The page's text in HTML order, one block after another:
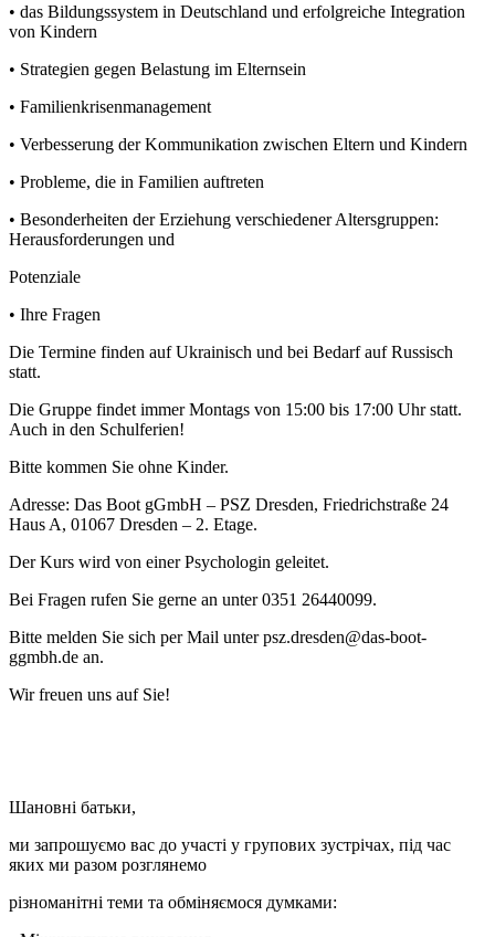
• das Bildungssystem in Deutschland und erfolgreiche Integration
von Kindern
• Strategien gegen Belastung im Elternsein
• Familienkrisenmanagement
• Verbesserung der Kommunikation zwischen Eltern und Kindern
• Probleme, die in Familien auftreten
• Besonderheiten der Erziehung verschiedener Altersgruppen:
Herausforderungen und
Potenziale
• Ihre Fragen
Die Termine finden auf Ukrainisch und bei Bedarf auf Russisch
statt.
Die Gruppe findet immer Montags von 15:00 bis 17:00 Uhr statt.
Auch in den Schulferien!
Bitte kommen Sie ohne Kinder.
Adresse: Das Boot gGmbH – PSZ Dresden, Friedrichstraße 24
Haus A, 01067 Dresden – 2. Etage.
Der Kurs wird von einer Psychologin geleitet.
Bei Fragen rufen Sie gerne an unter 0351 26440099.
Bitte melden Sie sich per Mail unter psz.dresden@das-boot-
ggmbh.de an.
Wir freuen uns auf Sie!
Шановні батьки,
ми запрошуємо вас до участі у групових зустрічах, під час
яких ми разом розглянемо
різноманітні теми та обміняємося думками: